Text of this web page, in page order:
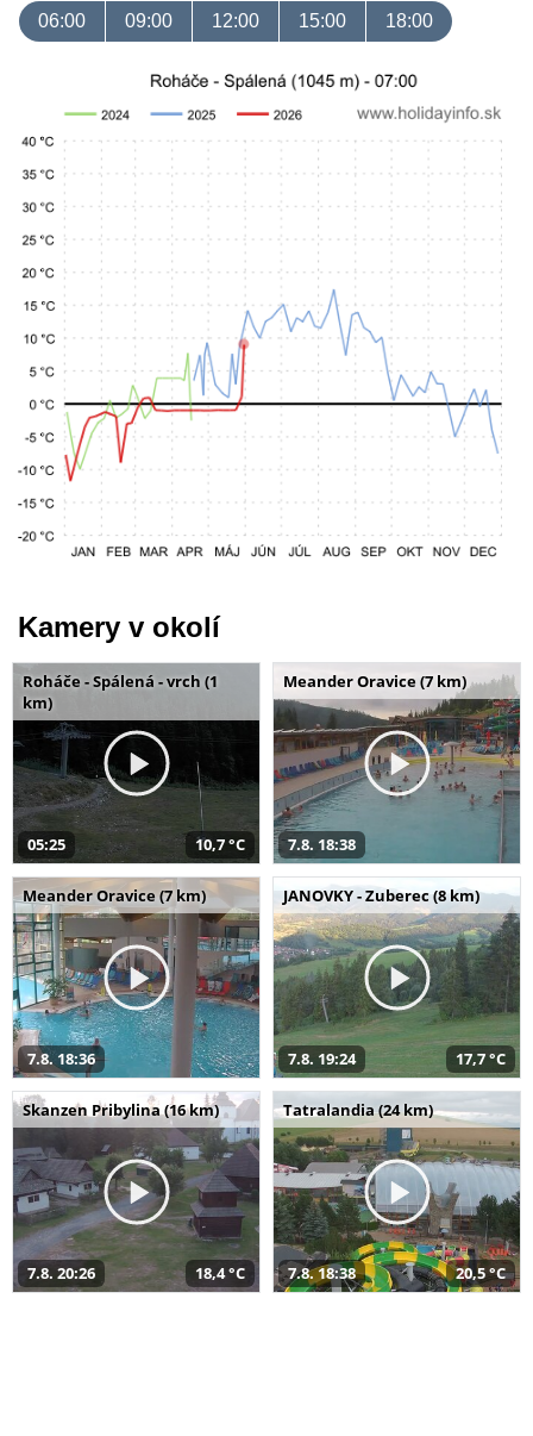
06:00 09:00 12:00 15:00 18:00
Kamery v okolí
Roháče - Spálená - vrch (1
km)
05:25 10,7 °C
Meander Oravice (7 km)
7.8. 18:38
Meander Oravice (7 km)
7.8. 18:36
JANOVKY - Zuberec (8 km)
7.8. 19:24 17,7 °C
Skanzen Pribylina (16 km)
7.8. 20:26 18,4 °C
Tatralandia (24 km)
7.8. 18:38 20,5 °C